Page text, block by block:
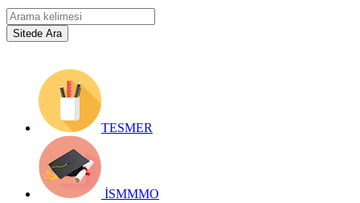
TESMER
İSMMMO